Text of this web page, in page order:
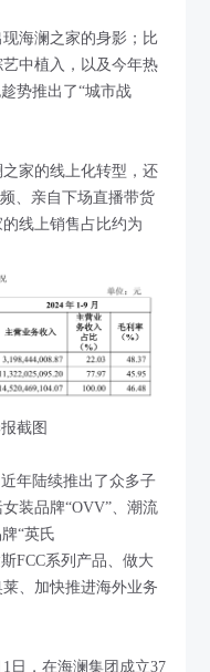
海澜之家的身影；比
中植入，以及今年热
势推出了“城市战
家的线上化转型，还
、亲自下场直播带货
线上销售占比约为
截图
年陆续推出了众多子
装品牌“OVV”、潮流
“英氏
FCC系列产品、做大
、加快推进海外业务
日，在海澜集团成立37